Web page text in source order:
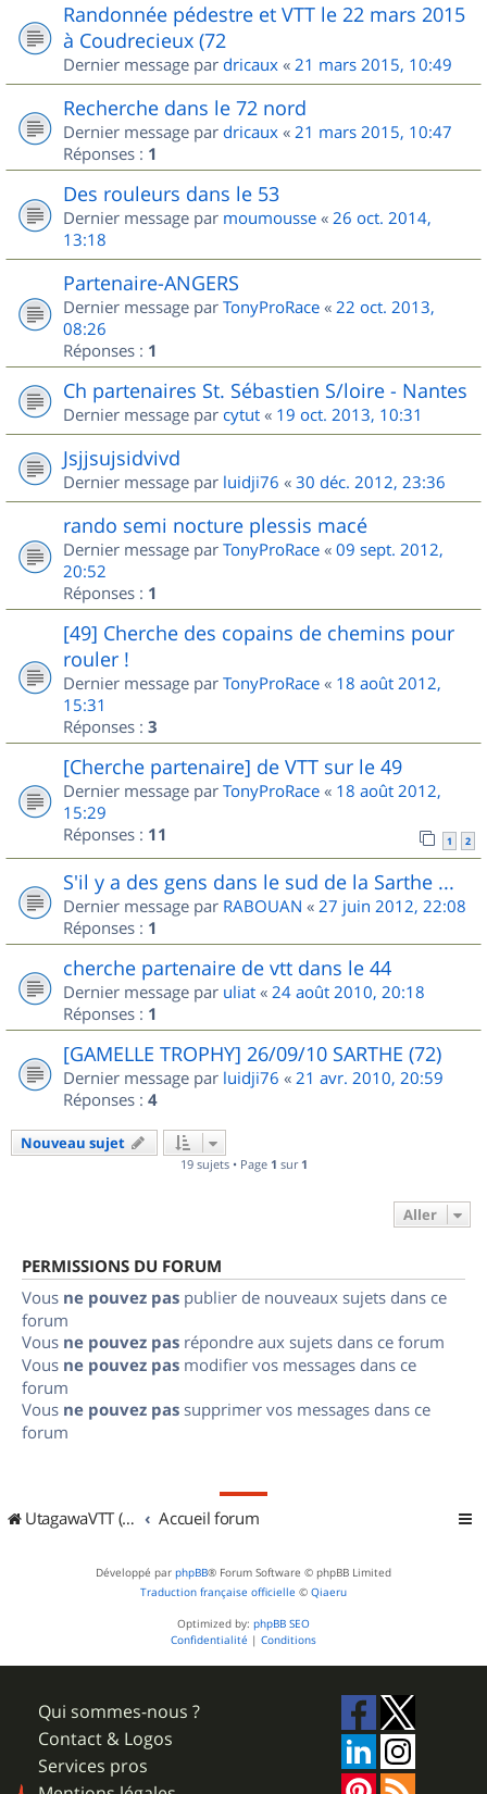
Randonnée pédestre et VTT le 22 mars 2015
à Coudrecieux (72
Dernier message par dricaux « 21 mars 2015, 10:49
Recherche dans le 72 nord
Dernier message par dricaux « 21 mars 2015, 10:47
Réponses : 1
Des rouleurs dans le 53
Dernier message par moumousse « 26 oct. 2014,
13:18
Partenaire-ANGERS
Dernier message par TonyProRace « 22 oct. 2013,
08:26
Réponses : 1
Ch partenaires St. Sébastien S/loire - Nantes
Dernier message par cytut « 19 oct. 2013, 10:31
Jsjjsujsidvivd
Dernier message par luidji76 « 30 déc. 2012, 23:36
rando semi nocture plessis macé
Dernier message par TonyProRace « 09 sept. 2012,
20:52
Réponses : 1
[49] Cherche des copains de chemins pour
rouler !
Dernier message par TonyProRace « 18 août 2012,
15:31
Réponses : 3
[Cherche partenaire] de VTT sur le 49
Dernier message par TonyProRace « 18 août 2012,
15:29
Réponses : 11 1 2
S'il y a des gens dans le sud de la Sarthe ...
Dernier message par RABOUAN « 27 juin 2012, 22:08
Réponses : 1
cherche partenaire de vtt dans le 44
Dernier message par uliat « 24 août 2010, 20:18
Réponses : 1
[GAMELLE TROPHY] 26/09/10 SARTHE (72)
Dernier message par luidji76 « 21 avr. 2010, 20:59
Réponses : 4
Nouveau sujet
19 sujets • Page 1 sur 1
Aller
PERMISSIONS DU FORUM
Vous ne pouvez pas publier de nouveaux sujets dans ce
forum
Vous ne pouvez pas répondre aux sujets dans ce forum
Vous ne pouvez pas modifier vos messages dans ce
forum
Vous ne pouvez pas supprimer vos messages dans ce
forum
UtagawaVTT (Randos VTT et VTTAE avec traces GPS) Accueil forum
Développé par phpBB® Forum Software © phpBB Limited
Traduction française officielle © Qiaeru
Optimized by: phpBB SEO
Confidentialité | Conditions
Qui sommes-nous ?
Contact & Logos
Services pros